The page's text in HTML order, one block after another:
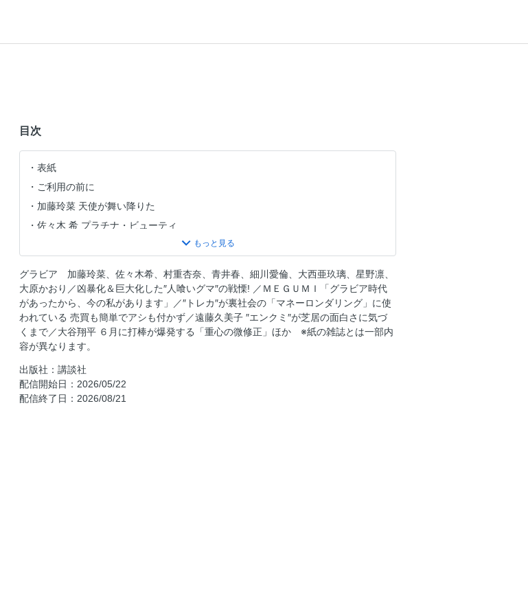
目次
表紙
ご利用の前に
加藤玲菜 天使が舞い降りた
佐々木 希 プラチナ・ビューティ
凶暴化＆巨大化した“人喰いグマ”の戦慄！！
大谷翔平 ６月に打棒が爆発する
ＭＥＧＵＭＩ プロデューサー上等！ 「グラビア時代があったから、今の私があり
ます」
視聴率は低調でも玄人が唸る「見るべき春ドラマ」
今週のカバーガールの胸のウチ 加藤玲菜 「今春で看護学校を辞めました。芸能活
動は今しかできないから」
神田愛花 わたしとピンクと、時々NY
グラビア 加藤玲菜、佐々木希、村重杏奈、青井春、細川愛倫、大西亜玖璃、星野凛、
大原かおり／凶暴化＆巨大化した″人喰いグマ″の戦慄! ／ＭＥＧＵＭＩ「グラビア時代
があったから、今の私があります」／″トレカ″が裏社会の「マネーロンダリング」に使
われている 売買も簡単でアシも付かず／遠藤久美子 ″エンクミ″が芝居の面白さに気づ
くまで／大谷翔平 ６月に打棒が爆発する「重心の微修正」ほか ※紙の雑誌とは一部内
容が異なります。
出版社：講談社
配信開始日：2026/05/22
配信終了日：2026/08/21